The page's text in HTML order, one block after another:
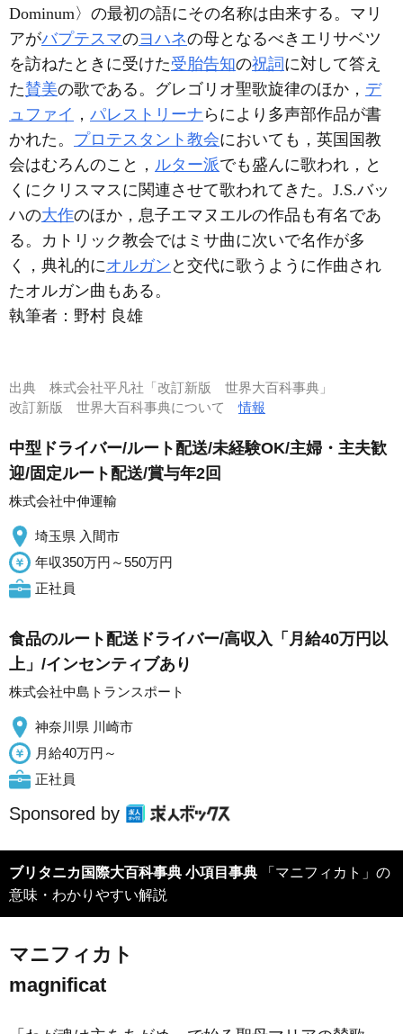
Dominum〉の最初の語にその名称は由来する。マリ
アがバプテスマのヨハネの母となるべきエリサベツ
を訪ねたときに受けた受胎告知の祝詞に対して答え
た賛美の歌である。グレゴリオ聖歌旋律のほか， デ
ュファイ ， パレストリーナ らにより多声部作品が書
かれた。 プロテスタント教会においても，英国国教
会はむろんのこと， ルター派でも盛んに歌われ，と
くにクリスマスに関連させて歌われてきた。J.S.バッ
ハの大作のほか，息子エマヌエルの作品も有名であ
る。カトリック教会ではミサ曲に次いで名作が多
く，典礼的にオルガン と交代に歌うように作曲され
たオルガン曲もある。
執筆者： 野村 良雄
出典 株式会社平凡社「改訂新版 世界大百科事典」
改訂新版 世界大百科事典について情報
中型ドライバー/ルート配送/未経験OK/主婦・主夫歓
迎/固定ルート配送/賞与年2回
株式会社中伸運輸
埼玉県 入間市
年収350万円～550万円
正社員
食品のルート配送ドライバー/高収入「月給40万円以
上」/インセンティブあり
株式会社中島トランスポート
神奈川県 川崎市
月給40万円～
正社員
Sponsored by
ブリタニカ国際大百科事典 小項目事典 「マニフィカト」の
意味・わかりやすい解説
マニフィカト
magnificat